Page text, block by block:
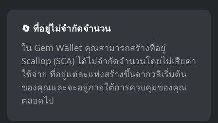
🔄 ที่อยู่ไม่จำกัดจำนวน
ใน Gem Wallet คุณสามารถสร้างที่อยู่
Scallop (SCA) ได้ไม่จำกัดจำนวนโดยไม่เสียค่า
ใช้จ่าย ที่อยู่แต่ละแห่งสร้างขึ้นจากวลีเริ่มต้น
ของคุณและจะอยู่ภายใต้การควบคุมของคุณ
ตลอดไป